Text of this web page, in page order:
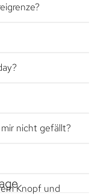
nicht gefällt?
Knopf und